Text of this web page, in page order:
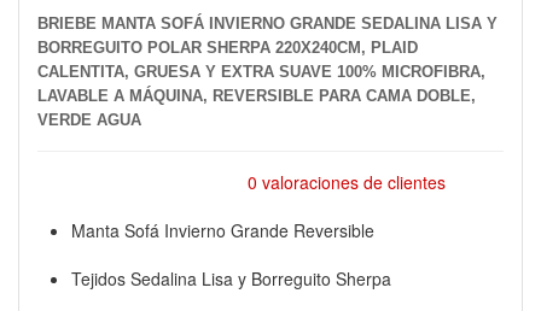
BRIEBE MANTA SOFÁ INVIERNO GRANDE SEDALINA LISA Y
BORREGUITO POLAR SHERPA 220X240CM, PLAID
CALENTITA, GRUESA Y EXTRA SUAVE 100% MICROFIBRA,
LAVABLE A MÁQUINA, REVERSIBLE PARA CAMA DOBLE,
VERDE AGUA
0 valoraciones de clientes
Manta Sofá Invierno Grande Reversible
Tejidos Sedalina Lisa y Borreguito Sherpa